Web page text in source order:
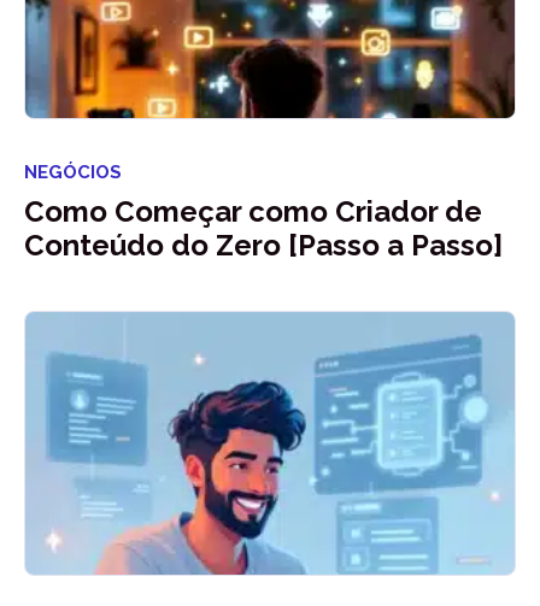
NEGÓCIOS
Como Começar como Criador de
Conteúdo do Zero [Passo a Passo]